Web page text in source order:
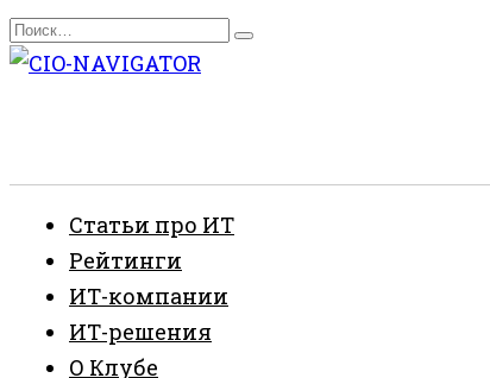
Перейти
к
Search
for:
Статьи про ИТ
Рейтинги
ИТ-компании
ИТ-решения
О Клубе